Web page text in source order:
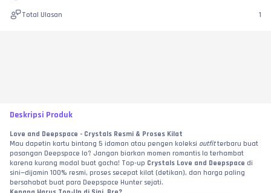
Total Ulasan 1
Deskripsi Produk
Love and Deepspace - Crystals Resmi & Proses Kilat
Mau dapetin kartu bintang 5 idaman atau pengen koleksi outfit terbaru buat
pasangan Deepspace lo? Jangan biarkan momen romantis lo terhambat
karena kurang modal buat gacha! Top-up Crystals Love and Deepspace di
sini—dijamin 100% resmi, proses secepat kilat (detikan), dan harga paling
bersahabat buat para Deepspace Hunter sejati.